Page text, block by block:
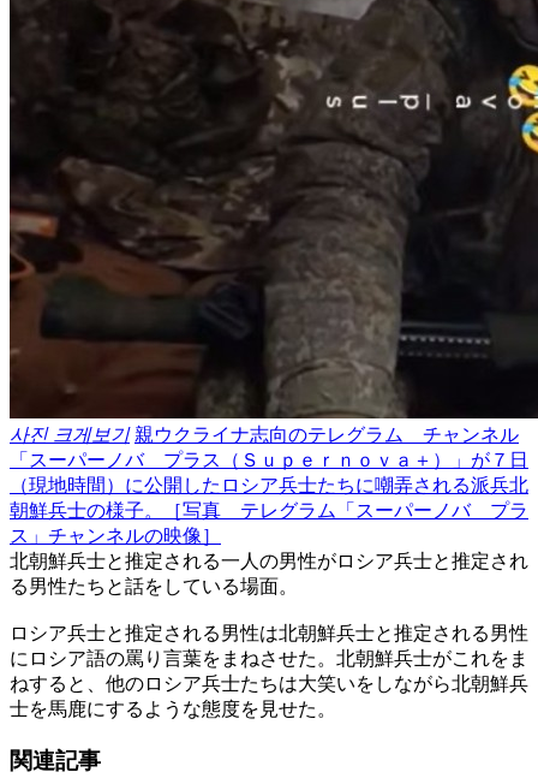
사진 크게보기 親ウクライナ志向のテレグラム チャンネル
「スーパーノバ プラス（Ｓｕｐｅｒｎｏｖａ＋）」が７日
（現地時間）に公開したロシア兵士たちに嘲弄される派兵北
朝鮮兵士の様子。［写真 テレグラム「スーパーノバ プラ
ス」チャンネルの映像］
北朝鮮兵士と推定される一人の男性がロシア兵士と推定され
る男性たちと話をしている場面。
ロシア兵士と推定される男性は北朝鮮兵士と推定される男性
にロシア語の罵り言葉をまねさせた。北朝鮮兵士がこれをま
ねすると、他のロシア兵士たちは大笑いをしながら北朝鮮兵
士を馬鹿にするような態度を見せた。
関連記事